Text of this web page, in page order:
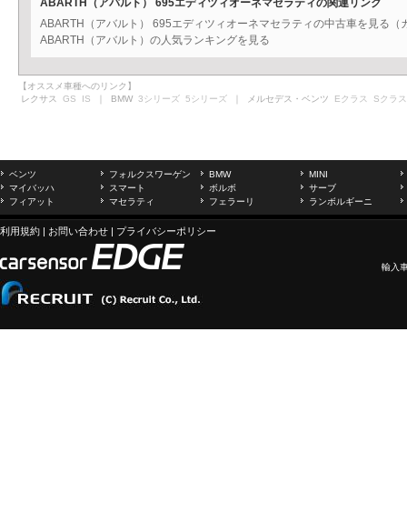
ABARTH（アバルト） 695エディツィオーネマセラティの関連リンク
ABARTH（アバルト） 695エディツィオーネマセラティの中古車を見る（
ABARTH（アバルト）の人気ランキングを見る
【オススメ車種へのリンク】
レクサス GS IS ｜ BMW 3シリーズ 5シリーズ ｜ メルセデス・ベンツ Eクラス Sクラス
ベンツ フォルクスワーゲン BMW
MINI
マイバッハ
スマート ボルボ
サーブ
フィアット
マセラティ フェラーリ ランボルギーニ
利用規約 | お問い合わせ | プライバシーポリシー
輸入